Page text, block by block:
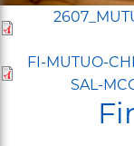
FI-MUTUO-
SAL-